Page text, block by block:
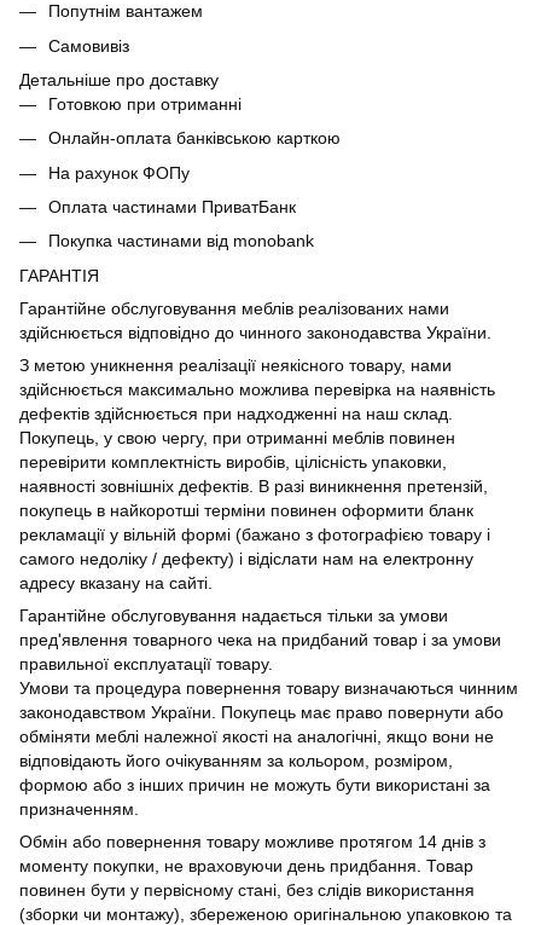
Попутнім вантажем
Самовивіз
Детальніше про доставку
Готовкою при отриманні
Онлайн-оплата банківською карткою
На рахунок ФОПу
Оплата частинами ПриватБанк
Покупка частинами від monobank
ГАРАНТІЯ
Гарантійне обслуговування меблів реалізованих нами
здійснюється відповідно до чинного законодавства України.
З метою уникнення реалізації неякісного товару, нами
здійснюється максимально можлива перевірка на наявність
дефектів здійснюється при надходженні на наш склад.
Покупець, у свою чергу, при отриманні меблів повинен
перевірити комплектність виробів, цілісність упаковки,
наявності зовнішніх дефектів. В разі виникнення претензій,
покупець в найкоротші терміни повинен оформити бланк
рекламації у вільній формі (бажано з фотографією товару і
самого недоліку / дефекту) і відіслати нам на електронну
адресу вказану на сайті.
Гарантійне обслуговування надається тільки за умови
пред'явлення товарного чека на придбаний товар і за умови
правильної експлуатації товару.
Умови та процедура повернення товару визначаються чинним
законодавством України. Покупець має право повернути або
обміняти меблі належної якості на аналогічні, якщо вони не
відповідають його очікуванням за кольором, розміром,
формою або з інших причин не можуть бути використані за
призначенням.
Обмін або повернення товару можливе протягом 14 днів з
моменту покупки, не враховуючи день придбання. Товар
повинен бути у первісному стані, без слідів використання
(зборки чи монтажу), збереженою оригінальною упаковкою та